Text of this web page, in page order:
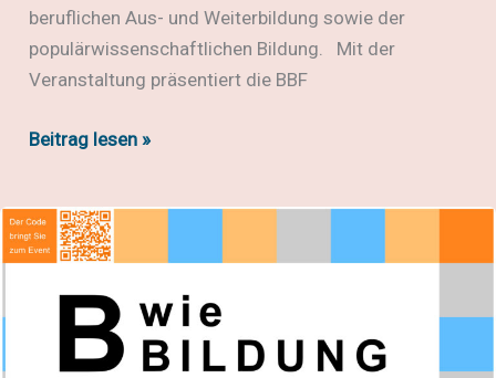
beruflichen Aus- und Weiterbildung sowie der
populärwissenschaftlichen Bildung. Mit der
Veranstaltung präsentiert die BBF
#bbfSofa:
DDR-
Lehrfilme
Beitrag lesen »